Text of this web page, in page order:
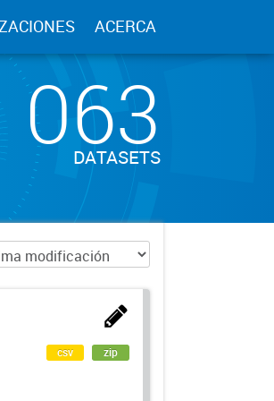
ACERCA
063
DATASETS
csv zip